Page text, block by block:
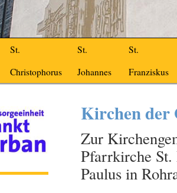
St.
Christophorus
St.
Johannes
St.
Franziskus
Kirchen der
Zur
Pfarrkirche
Paulus in